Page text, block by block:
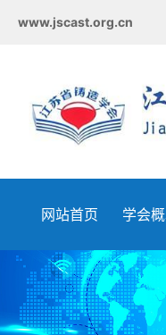
www.jscast.org.cn
网站首页 学会